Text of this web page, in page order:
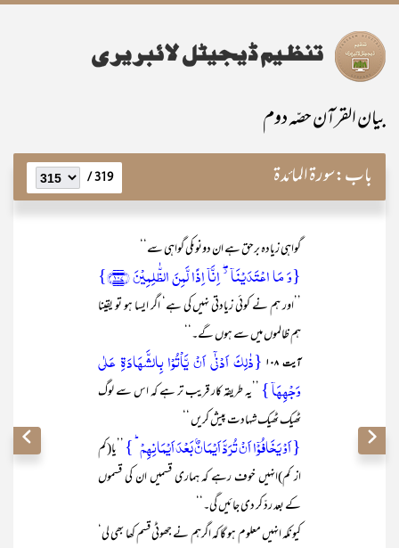
بیان القرآن حصّہ دوم
باب:سورۃ المائدۃ 319 /
گواہی زیادہ برحق ہے ان دونوںکی گواہی سے‘‘
{وَ مَا اعۡتَدَیۡنَاۤ ۫ۖ اِنَّاۤ اِذًا لَّمِنَ الظّٰلِمِیۡنَ ﴿۱۰۷﴾}
’’اور ہم نے کوئی زیادتی نہیں کی ہے‘ اگر ایسا ہو تو یقینا
ہم ظالموں میں سے ہوں گے۔‘‘
آیت ۱۰۸
{ذٰلِکَ اَدۡنٰۤی اَنۡ یَّاۡتُوۡا بِالشَّہَادَۃِ عَلٰی
وَجۡہِہَاۤ } ’’یہ طریقہ کار قریب تر ہے کہ اس سے لوگ
ٹھیک ٹھیک شہادت پیش کریں ‘‘
{ اَوۡ یَخَافُوۡۤا اَنۡ تُرَدَّ اَیۡمَانٌۢ بَعۡدَ اَیۡمَانِہِمۡ ؕ } ’’یا(کم
از کم)انہیں خوف رہے کہ ہماری قسمیں ان کی قسموں
کے بعد ردّ کر دی جائیں گی۔‘‘
کیونکہ انہیں معلوم ہو گا کہ اگرہم نے جھوٹی قسم کھا بھی لی‘